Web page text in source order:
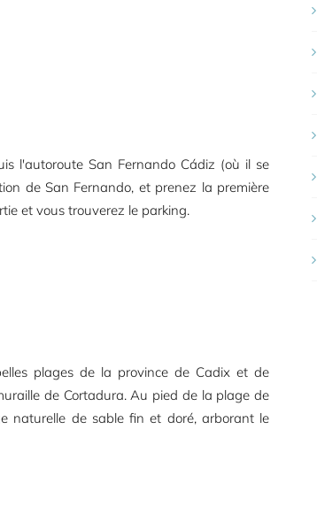
l'autoroute San Fernando Cádiz (où il se
de San Fernando, et prenez la première
et vous trouverez le parking.
plages de la province de Cadix et de
de Cortadura. Au pied de la plage de
naturelle de sable fin et doré, arborant le